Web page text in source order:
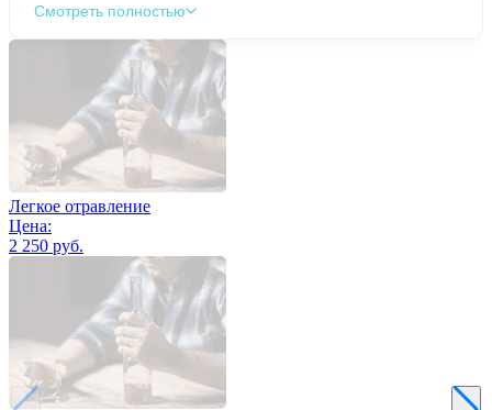
Смотреть полностью
Легкое отравление
Цена:
2 250 руб.